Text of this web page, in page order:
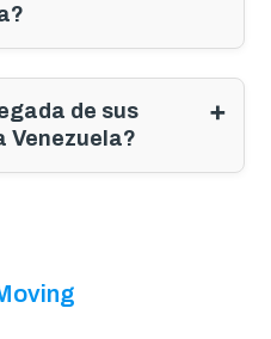
de sus
Venezuela?